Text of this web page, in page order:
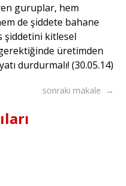
guruplar, hem
de şiddete bahane
şiddetini kitlesel
üretimden
dur­durmalı! (30.05.14)
sonraki makale →